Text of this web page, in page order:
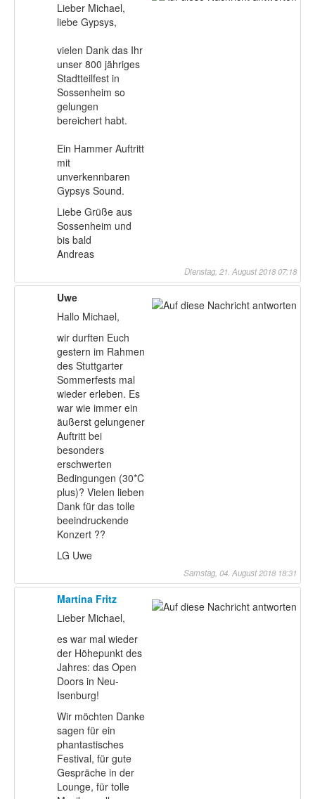
Lieber Michael,
liebe Gypsys,
vielen Dank das Ihr
unser 800 jähriges
Stadtteilfest in
Sossenheim so
gelungen
bereichert habt.
Ein Hammer Auftritt
mit
unverkennbaren
Gypsys Sound.
Liebe Grüße aus
Sossenheim und
bis bald
Andreas
Dienstag, 21. August 2018 07:18
Uwe
Hallo Michael,
wir durften Euch
gestern im Rahmen
des Stuttgarter
Sommerfests mal
wieder erleben. Es
war wie immer ein
äußerst gelungener
Auftritt bei
besonders
erschwerten
Bedingungen (30*C
plus)? Vielen lieben
Dank für das tolle
beeindruckende
Konzert ??
LG Uwe
Samstag, 04. August 2018 18:31
Martina Fritz
Lieber Michael,
es war mal wieder
der Höhepunkt des
Jahres: das Open
Doors in Neu-
Isenburg!
Wir möchten Danke
sagen für ein
phantastisches
Festival, für gute
Gespräche in der
Lounge, für tolle